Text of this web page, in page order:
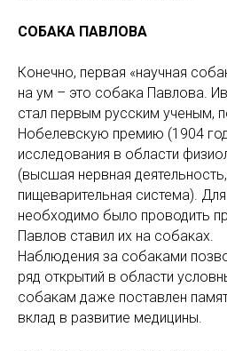
СОБАКА ПАВЛОВА
Конечно, первая «научная
на ум – это собака Павлова.
стал первым русским ученым,
Нобелевскую премию (1904
исследования в области
(высшая нервная
пищеварительная система).
необходимо было проводить
Павлов ставил их на собаках.
Наблюдения за собаками
ряд открытий в области
собакам даже поставлен
вклад в развитие медицины.